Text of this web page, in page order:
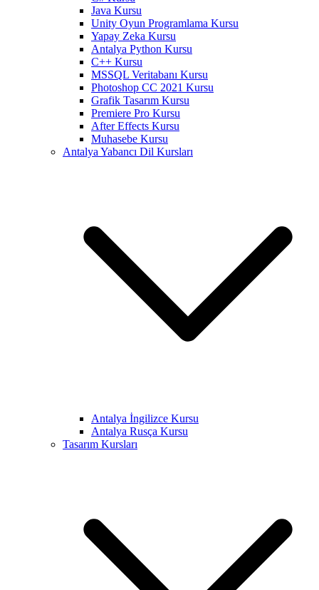
Java Kursu
Unity Oyun Programlama Kursu
Yapay Zeka Kursu
Antalya Python Kursu
C++ Kursu
MSSQL Veritabanı Kursu
Photoshop CC 2021 Kursu
Grafik Tasarım Kursu
Premiere Pro Kursu
After Effects Kursu
Muhasebe Kursu
Antalya Yabancı Dil Kursları
Antalya İngilizce Kursu
Antalya Rusça Kursu
Tasarım Kursları